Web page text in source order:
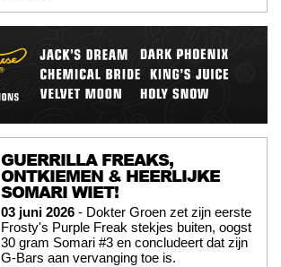
GUERRILLA FREAKS,
ONTKIEMEN & HEERLIJKE
SOMARI WIET!
03 juni 2026 - Dokter Groen zet zijn eerste
Frosty's Purple Freak stekjes buiten, oogst
30 gram Somari #3 en concludeert dat zijn
G-Bars aan vervanging toe is.